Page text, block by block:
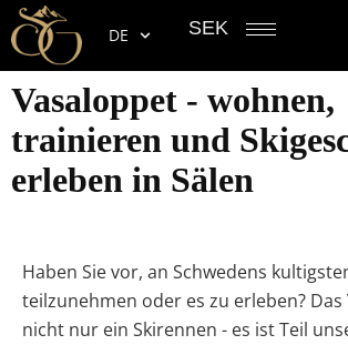
DE SEK
Vasaloppet - wohnen,
trainieren und
erleben in Sälen
Haben Sie vor, an Schwedens
teilzunehmen oder es zu erleben?
nicht nur ein Skirennen - es ist Teil